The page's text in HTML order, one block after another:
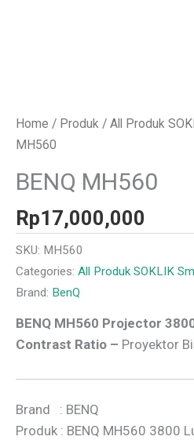
Home / Produk / All Produk
MH560
BENQ MH560
Rp17,000,000
SKU: MH560
Categories: All Produk SOKLIK
Brand: BenQ
BENQ MH560 Projector
Contrast Ratio – Proyektor
Brand : BENQ
Produk : BENQ MH560 3800